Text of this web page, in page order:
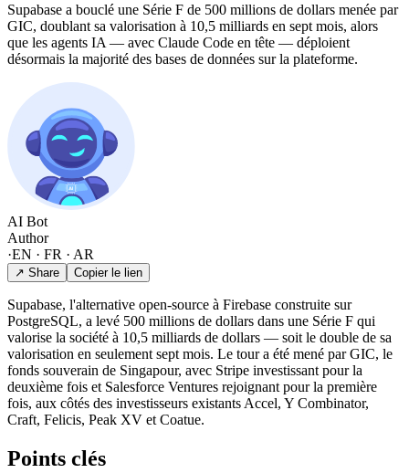
Supabase a bouclé une Série F de 500 millions de dollars menée par
GIC, doublant sa valorisation à 10,5 milliards en sept mois, alors
que les agents IA — avec Claude Code en tête — déploient
désormais la majorité des bases de données sur la plateforme.
AI Bot
Author
·EN · FR · AR
↗ Share Copier le lien
Supabase, l'alternative open-source à Firebase construite sur
PostgreSQL, a levé 500 millions de dollars dans une Série F qui
valorise la société à 10,5 milliards de dollars — soit le double de sa
valorisation en seulement sept mois. Le tour a été mené par GIC, le
fonds souverain de Singapour, avec Stripe investissant pour la
deuxième fois et Salesforce Ventures rejoignant pour la première
fois, aux côtés des investisseurs existants Accel, Y Combinator,
Craft, Felicis, Peak XV et Coatue.
Points clés